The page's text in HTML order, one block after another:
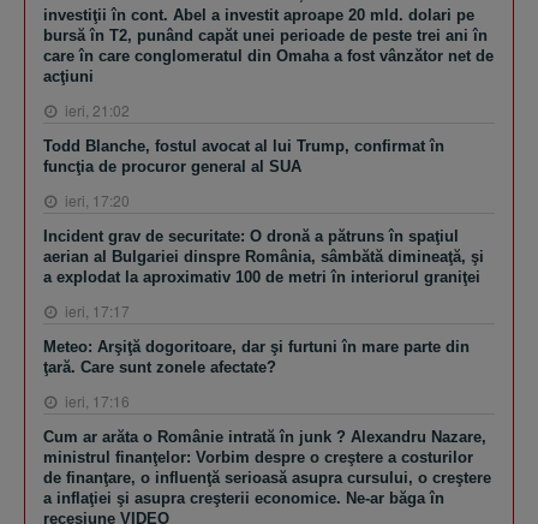
investiţii în cont. Abel a investit aproape 20 mld. dolari pe
bursă în T2, punând capăt unei perioade de peste trei ani în
care în care conglomeratul din Omaha a fost vânzător net de
acţiuni
ieri, 21:02
Todd Blanche, fostul avocat al lui Trump, confirmat în
funcţia de procuror general al SUA
ieri, 17:20
Incident grav de securitate: O dronă a pătruns în spaţiul
aerian al Bulgariei dinspre România, sâmbătă dimineaţă, şi
a explodat la aproximativ 100 de metri în interiorul graniţei
ieri, 17:17
Meteo: Arşiţă dogoritoare, dar şi furtuni în mare parte din
ţară. Care sunt zonele afectate?
ieri, 17:16
Cum ar arăta o Românie intrată în junk ? Alexandru Nazare,
ministrul finanţelor: Vorbim despre o creştere a costurilor
de finanţare, o influenţă serioasă asupra cursului, o creştere
a inflaţiei şi asupra creşterii economice. Ne-ar băga în
recesiune VIDEO